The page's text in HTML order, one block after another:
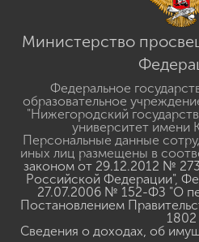
Министерство
Федеральное
образовательное
"Нижегородский
университет имени
Персональные данные
иных лиц размещены в
законом от 29.12.2012 №
Российской Федерации",
27.07.2006 № 152-ФЗ "О
Постановлением
1802
Сведения о доходах, об